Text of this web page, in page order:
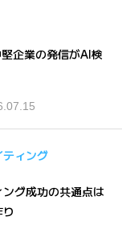
企業の発信がAI検
ィング
グ成功の共通点は